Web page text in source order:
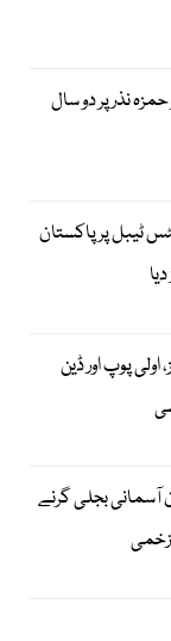
نذر پر دو سال
ٹیبل پر پاکستان
پوپ اور ڈین
آسمانی بجلی گرنے